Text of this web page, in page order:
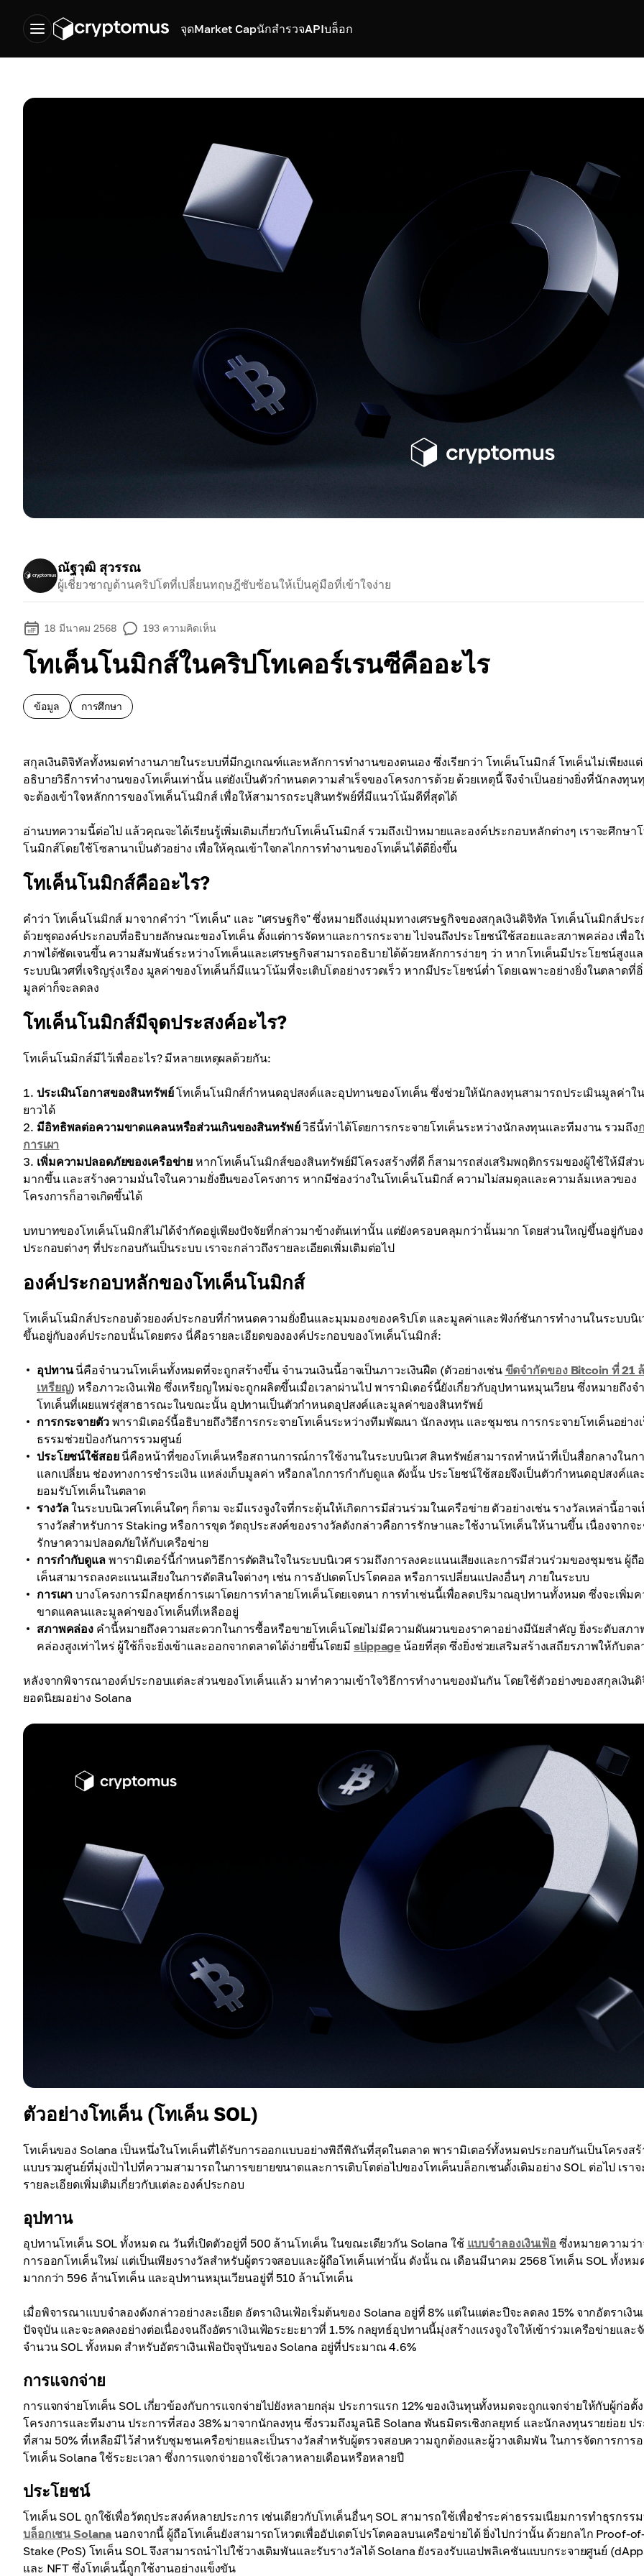
จุดMarket CapนักสำรวจAPIบล็อก
ณัฐวุฒิ สุวรรณ
ผู้เชี่ยวชาญด้านคริปโตที่เปลี่ยนทฤษฎีซับซ้อนให้เป็นคู่มือที่เข้าใจง่าย
18 มีนาคม 2568 193 ความคิดเห็น
โทเค็นโนมิกส์ในคริปโทเคอร์เรนซีคืออะไร
ข้อมูล การศึกษา
สกุลเงินดิจิทัลทั้งหมดทำงานภายในระบบที่มีกฎเกณฑ์และหลักการทำงานของตนเอง ซึ่งเรียกว่า โทเค็นโนมิกส์ โทเค็นไม่เพียงแต่
อธิบายวิธีการทำงานของโทเค็นเท่านั้น แต่ยังเป็นตัวกำหนดความสำเร็จของโครงการด้วย ด้วยเหตุนี้ จึงจำเป็นอย่างยิ่งที่นักลงทุ
จะต้องเข้าใจหลักการของโทเค็นโนมิกส์ เพื่อให้สามารถระบุสินทรัพย์ที่มีแนวโน้มดีที่สุดได้
อ่านบทความนี้ต่อไป แล้วคุณจะได้เรียนรู้เพิ่มเติมเกี่ยวกับโทเค็นโนมิกส์ รวมถึงเป้าหมายและองค์ประกอบหลักต่างๆ เราจะศึกษา
โนมิกส์โดยใช้โซลานาเป็นตัวอย่าง เพื่อให้คุณเข้าใจกลไกการทำงานของโทเค็นได้ดียิ่งขึ้น
โทเค็นโนมิกส์คืออะไร?
คำว่า โทเค็นโนมิกส์ มาจากคำว่า "โทเค็น" และ "เศรษฐกิจ" ซึ่งหมายถึงแง่มุมทางเศรษฐกิจของสกุลเงินดิจิทัล โทเค็นโนมิกส์ประ
ด้วยชุดองค์ประกอบที่อธิบายลักษณะของโทเค็น ตั้งแต่การจัดหาและการกระจาย ไปจนถึงประโยชน์ใช้สอยและสภาพคล่อง เพื่อใ
ภาพได้ชัดเจนขึ้น ความสัมพันธ์ระหว่างโทเค็นและเศรษฐกิจสามารถอธิบายได้ด้วยหลักการง่ายๆ ว่า หากโทเค็นมีประโยชน์สูงแล
ระบบนิเวศที่เจริญรุ่งเรือง มูลค่าของโทเค็นก็มีแนวโน้มที่จะเติบโตอย่างรวดเร็ว หากมีประโยชน์ต่ำ โดยเฉพาะอย่างยิ่งในตลาดที่
มูลค่าก็จะลดลง
โทเค็นโนมิกส์มีจุดประสงค์อะไร?
โทเค็นโนมิกส์มีไว้เพื่ออะไร? มีหลายเหตุผลด้วยกัน:
ประเมินโอกาสของสินทรัพย์โทเค็นโนมิกส์กำหนดอุปสงค์และอุปทานของโทเค็น ซึ่งช่วยให้นักลงทุนสามารถประเมินมูลค่าใน
ยาวได้
มีอิทธิพลต่อความขาดแคลนหรือส่วนเกินของสินทรัพย์วิธีนี้ทำได้โดยการกระจายโทเค็นระหว่างนักลงทุนและทีมงาน รวมถึง
การเผา
เพิ่มความปลอดภัยของเครือข่าย หากโทเค็นโนมิกส์ของสินทรัพย์มีโครงสร้างที่ดี ก็สามารถส่งเสริมพฤติกรรมของผู้ใช้ให้มีส่ว
มากขึ้น และสร้างความมั่นใจในความยั่งยืนของโครงการ หากมีช่องว่างในโทเค็นโนมิกส์ ความไม่สมดุลและความล้มเหลวของ
โครงการก็อาจเกิดขึ้นได้
บทบาทของโทเค็นโนมิกส์ไม่ได้จำกัดอยู่เพียงปัจจัยที่กล่าวมาข้างต้นเท่านั้น แต่ยังครอบคลุมกว่านั้นมาก โดยส่วนใหญ่ขึ้นอยู่กับอ
ประกอบต่างๆ ที่ประกอบกันเป็นระบบ เราจะกล่าวถึงรายละเอียดเพิ่มเติมต่อไป
องค์ประกอบหลักของโทเค็นโนมิกส์
โทเค็นโนมิกส์ประกอบด้วยองค์ประกอบที่กำหนดความยั่งยืนและมุมมองของคริปโต และมูลค่าและฟังก์ชันการทำงานในระบบนิเ
ขึ้นอยู่กับองค์ประกอบนั้นโดยตรง นี่คือรายละเอียดขององค์ประกอบของโทเค็นโนมิกส์:
อุปทานนี่คือจำนวนโทเค็นทั้งหมดที่จะถูกสร้างขึ้น จำนวนเงินนี้อาจเป็นภาวะเงินฝืด (ตัวอย่างเช่น ขีดจำกัดของ Bitcoin ที่ 21
เหรียญ) หรือภาวะเงินเฟ้อ ซึ่งเหรียญใหม่จะถูกผลิตขึ้นเมื่อเวลาผ่านไป พารามิเตอร์นี้ยังเกี่ยวกับอุปทานหมุนเวียน ซึ่งหมายถึงจ
โทเค็นที่เผยแพร่สู่สาธารณะในขณะนั้น อุปทานเป็นตัวกำหนดอุปสงค์และมูลค่าของสินทรัพย์
การกระจายตัวพารามิเตอร์นี้อธิบายถึงวิธีการกระจายโทเค็นระหว่างทีมพัฒนา นักลงทุน และชุมชน การกระจายโทเค็นอย่าง
ธรรมช่วยป้องกันการรวมศูนย์
ประโยชน์ใช้สอยนี่คือหน้าที่ของโทเค็นหรือสถานการณ์การใช้งานในระบบนิเวศ สินทรัพย์สามารถทำหน้าที่เป็นสื่อกลางในก
แลกเปลี่ยน ช่องทางการชำระเงิน แหล่งเก็บมูลค่า หรือกลไกการกำกับดูแล ดังนั้น ประโยชน์ใช้สอยจึงเป็นตัวกำหนดอุปสงค์แล
ยอมรับโทเค็นในตลาด
รางวัลในระบบนิเวศโทเค็นใดๆ ก็ตาม จะมีแรงจูงใจที่กระตุ้นให้เกิดการมีส่วนร่วมในเครือข่าย ตัวอย่างเช่น รางวัลเหล่านี้อาจ
รางวัลสำหรับการ Staking หรือการขุด วัตถุประสงค์ของรางวัลดังกล่าวคือการรักษาและใช้งานโทเค็นให้นานขึ้น เนื่องจากจ
รักษาความปลอดภัยให้กับเครือข่าย
การกำกับดูแลพารามิเตอร์นี้กำหนดวิธีการตัดสินใจในระบบนิเวศ รวมถึงการลงคะแนนเสียงและการมีส่วนร่วมของชุมชน ผู้ถื
เค็นสามารถลงคะแนนเสียงในการตัดสินใจต่างๆ เช่น การอัปเดตโปรโตคอล หรือการเปลี่ยนแปลงอื่นๆ ภายในระบบ
การเผา บางโครงการมีกลยุทธ์การเผาโดยการทำลายโทเค็นโดยเจตนา การทำเช่นนี้เพื่อลดปริมาณอุปทานทั้งหมด ซึ่งจะเพิ่มค
ขาดแคลนและมูลค่าของโทเค็นที่เหลืออยู่
สภาพคล่อง คำนี้หมายถึงความสะดวกในการซื้อหรือขายโทเค็นโดยไม่มีความผันผวนของราคาอย่างมีนัยสำคัญ ยิ่งระดับสภา
คล่องสูงเท่าไหร่ ผู้ใช้ก็จะยิ่งเข้าและออกจากตลาดได้ง่ายขึ้นโดยมีslippage น้อยที่สุด ซึ่งยิ่งช่วยเสริมสร้างเสถียรภาพให้กับตล
หลังจากพิจารณาองค์ประกอบแต่ละส่วนของโทเค็นแล้ว มาทำความเข้าใจวิธีการทำงานของมันกัน โดยใช้ตัวอย่างของสกุลเงิน
ยอดนิยมอย่าง Solana
ตัวอย่างโทเค็น (โทเค็น SOL)
โทเค็นของ Solana เป็นหนึ่งในโทเค็นที่ได้รับการออกแบบอย่างพิถีพิถันที่สุดในตลาด พารามิเตอร์ทั้งหมดประกอบกันเป็นโครงสร้
แบบรวมศูนย์ที่มุ่งเป้าไปที่ความสามารถในการขยายขนาดและการเติบโตต่อไปของโทเค็นบล็อกเชนดั้งเดิมอย่าง SOL ต่อไป เรา
รายละเอียดเพิ่มเติมเกี่ยวกับแต่ละองค์ประกอบ
อุปทาน
อุปทานโทเค็น SOL ทั้งหมด ณ วันที่เปิดตัวอยู่ที่ 500 ล้านโทเค็น ในขณะเดียวกัน Solana ใช้ แบบจำลองเงินเฟ้อ ซึ่งหมายความว่
การออกโทเค็นใหม่ แต่เป็นเพียงรางวัลสำหรับผู้ตรวจสอบและผู้ถือโทเค็นเท่านั้น ดังนั้น ณ เดือนมีนาคม 2568 โทเค็น SOL ทั้งหม
มากกว่า 596 ล้านโทเค็น และอุปทานหมุนเวียนอยู่ที่ 510 ล้านโทเค็น
เมื่อพิจารณาแบบจำลองดังกล่าวอย่างละเอียด อัตราเงินเฟ้อเริ่มต้นของ Solana อยู่ที่ 8% แต่ในแต่ละปีจะลดลง 15% จากอัตราเงิน
ปัจจุบัน และจะลดลงอย่างต่อเนื่องจนถึงอัตราเงินเฟ้อระยะยาวที่ 1.5% กลยุทธ์อุปทานนี้มุ่งสร้างแรงจูงใจให้เข้าร่วมเครือข่ายและ
จำนวน SOL ทั้งหมด สำหรับอัตราเงินเฟ้อปัจจุบันของ Solana อยู่ที่ประมาณ 4.6%
การแจกจ่าย
การแจกจ่ายโทเค็น SOL เกี่ยวข้องกับการแจกจ่ายไปยังหลายกลุ่ม ประการแรก 12% ของเงินทุนทั้งหมดจะถูกแจกจ่ายให้กับผู้ก่อตั้ง
โครงการและทีมงาน ประการที่สอง 38% มาจากนักลงทุน ซึ่งรวมถึงมูลนิธิ Solana พันธมิตรเชิงกลยุทธ์ และนักลงทุนรายย่อย ปร
ที่สาม 50% ที่เหลือมีไว้สำหรับชุมชนเครือข่ายและเป็นรางวัลสำหรับผู้ตรวจสอบความถูกต้องและผู้วางเดิมพัน ในการจัดการการ
โทเค็น Solana ใช้ระยะเวลา ซึ่งการแจกจ่ายอาจใช้เวลาหลายเดือนหรือหลายปี
ประโยชน์
โทเค็น SOL ถูกใช้เพื่อวัตถุประสงค์หลายประการ เช่นเดียวกับโทเค็นอื่นๆ SOL สามารถใช้เพื่อชำระค่าธรรมเนียมการทำธุรกรร
บล็อกเชน Solana นอกจากนี้ ผู้ถือโทเค็นยังสามารถโหวตเพื่ออัปเดตโปรโตคอลบนเครือข่ายได้ ยิ่งไปกว่านั้น ด้วยกลไก Proof-
Stake (PoS) โทเค็น SOL จึงสามารถนำไปใช้วางเดิมพันและรับรางวัลได้ Solana ยังรองรับแอปพลิเคชันแบบกระจายศูนย์
และ NFT ซึ่งโทเค็นนี้ถูกใช้งานอย่างแข็งขัน